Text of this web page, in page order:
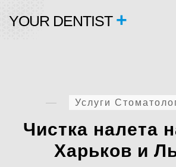
YOUR DENTIST +
Услуги
Чистка налета
Харьков и